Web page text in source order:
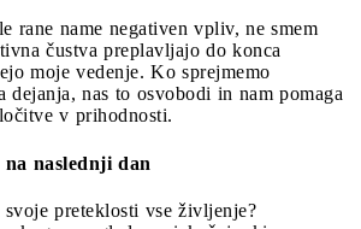
rane name negativen vpliv, ne smem
čustva preplavljajo do konca
moje vedenje. Ko sprejmemo
dejanja, nas to osvobodi in nam pomaga
v prihodnosti.
naslednji dan
preteklosti vse življenje?